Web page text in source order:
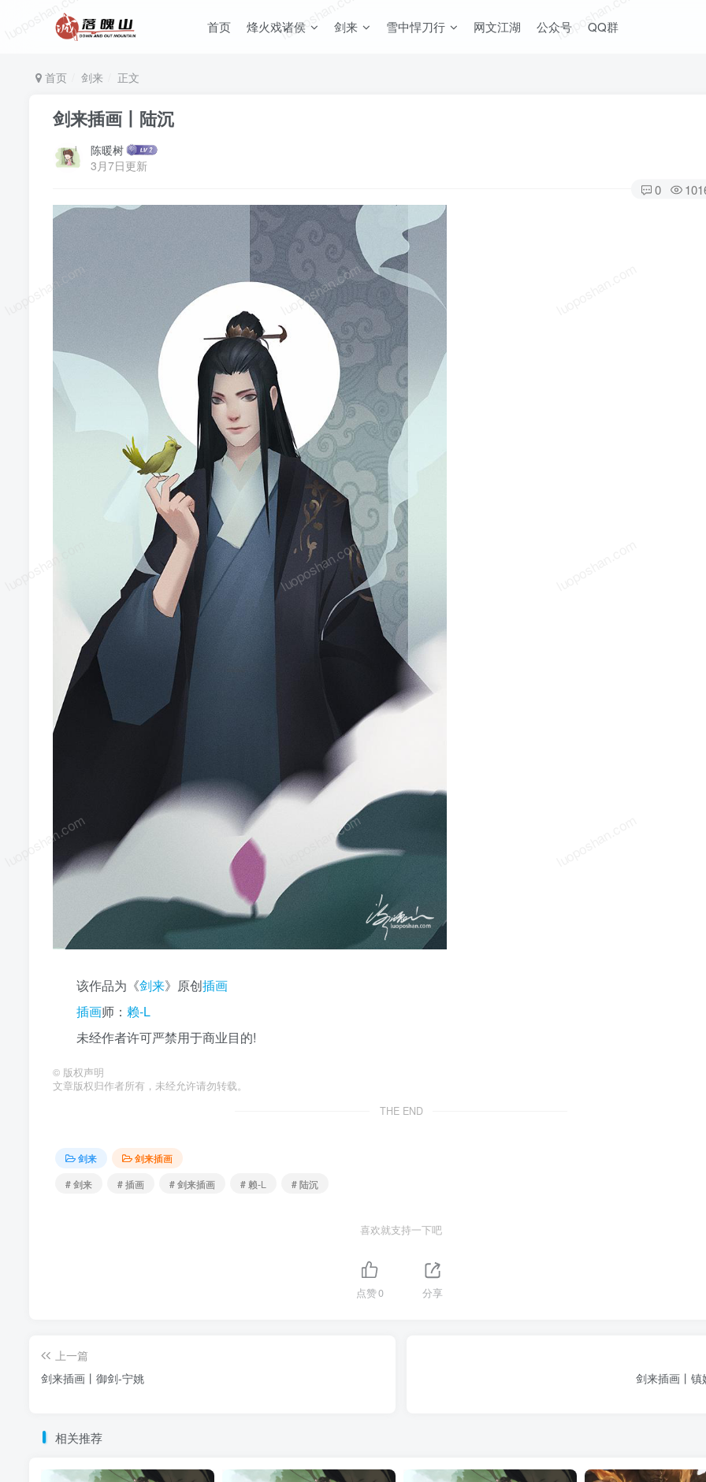
首页 烽火戏诸侯 剑来 雪中悍刀行 网文江湖 公众号 QQ群
首页 剑来 正文
剑来插画丨陆沉
陈暖树
3月7日更新
0
luoposhan.com
luoposhan.com
luoposhan.com
luoposhan.com
luoposhan.com
luoposhan.com
luoposhan.com
luoposhan.com
该作品为《剑来》原创插画
插画师： 赖-L
未经作者许可严禁用于商业目的!
© 版权声明
文章版权归作者所有，未经允许请勿转载。
THE END
剑来
剑来插画
# 剑来
# 插画 # 剑来插画 # 赖-L # 陆沉
喜欢就支持一下吧
点赞0 分享
上一篇
剑来插画丨御剑-宁姚
剑来插画丨
相关推荐